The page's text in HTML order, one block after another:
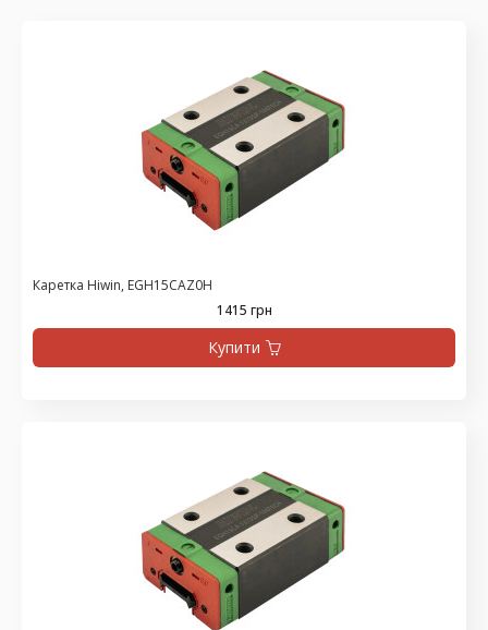
Каретка Hiwin, EGH15CAZ0H
1415 грн
Купити